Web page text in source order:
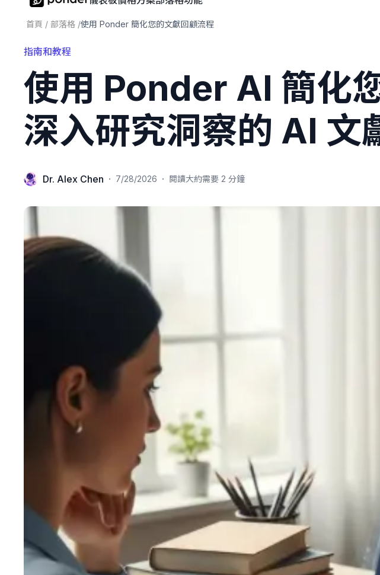
首頁 / 部落格 /使用 Ponder 簡化您的文獻回顧流程
指南和教程
使用 Ponder AI 簡化
深入研究洞察的 AI 文
Dr. Alex Chen · 7/28/2026 · 閱讀大約需要 2 分鐘